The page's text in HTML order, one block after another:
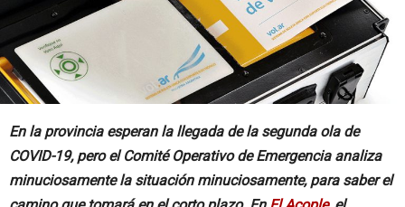
En la provincia esperan la llegada de la segunda ola de
COVID-19, pero el Comité Operativo de Emergencia analiza
minuciosamente la situación minuciosamente, para saber el